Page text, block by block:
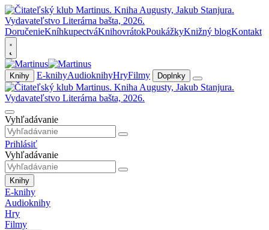
DoručenieKníhkupectváKnihovrátokPoukážkyKnižný blogKontakt
Knihy E-knihyAudioknihyHryFilmy Doplnky
Vyhľadávanie
Prihlásiť
Vyhľadávanie
Knihy
E-knihy
Audioknihy
Hry
Filmy